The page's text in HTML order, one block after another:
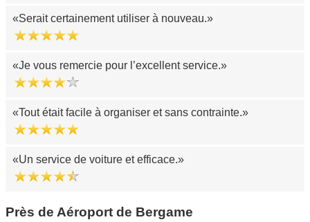
Serait certainement utiliser à nouveau.
Je vous remercie pour l’excellent service.
Tout était facile à organiser et sans contrainte.
Un service de voiture et efficace.
Près de Aéroport de Bergame